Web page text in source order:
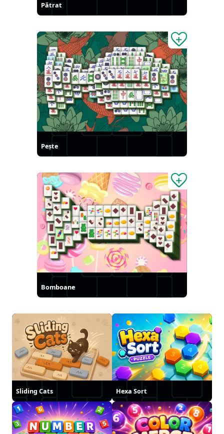
Pătrat
Peşte
Bomboane
Sliding Cats Hexa Sort